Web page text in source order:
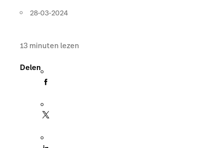
28-03-2024
13 minuten lezen
Delen